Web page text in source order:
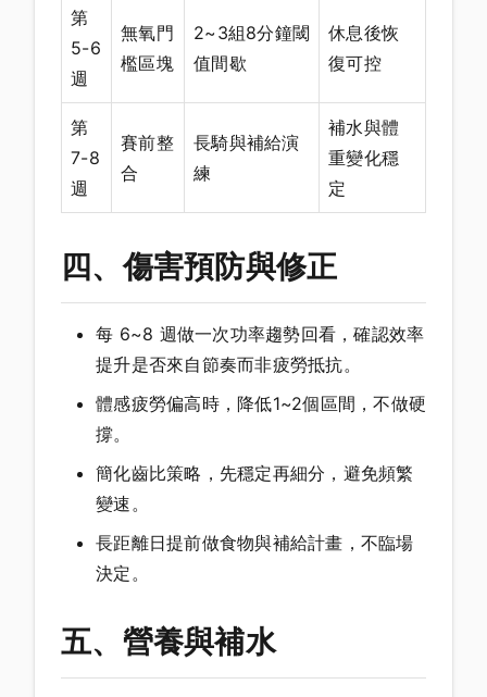
第
5-6
週
無氧門
檻區塊
2~3組8分鐘閾
值間歇
休息後恢
復可控
第
7-8
週
賽前整
合
長騎與補給演
練
補水與體
重變化穩
定
四、傷害預防與修正
每 6~8 週做一次功率趨勢回看，確認效率
提升是否來自節奏而非疲勞抵抗。
體感疲勞偏高時，降低1~2個區間，不做硬
撐。
簡化齒比策略，先穩定再細分，避免頻繁
變速。
長距離日提前做食物與補給計畫，不臨場
決定。
五、營養與補水